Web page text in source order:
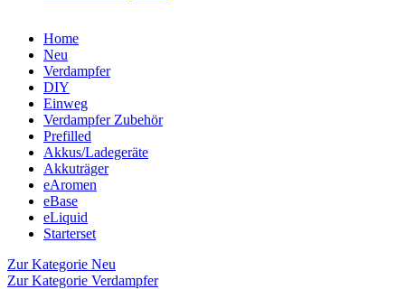
Home
Neu
Verdampfer
DIY
Einweg
Verdampfer Zubehör
Prefilled
Akkus/Ladegeräte
Akkuträger
eAromen
eBase
eLiquid
Starterset
Zur Kategorie Neu
Zur Kategorie Verdampfer